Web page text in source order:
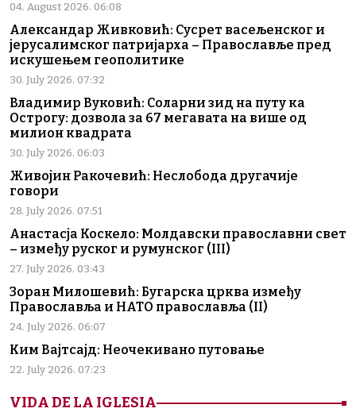
04. August 2026. 06:08
Александар Живковић: Сусрет васељенског и
јерусалимског патријарха – Православље пред
искушењем геополитике
30. July 2026. 07:32
Владимир Вуковић: Соларни зид на путу ка
Острогу: дозвола за 67 мегавата на више од
милион квадрата
30. July 2026. 06:03
Живојин Ракочевић: Неслобода другачије
говори
28. July 2026. 07:51
Анастасја Коскело: Молдавски православни свет
– између руског и румунског (III)
27. July 2026. 03:43
Зоран Милошевић: Бугарска црква између
Православља и НАТО православља (II)
24. July 2026. 06:07
Ким Вајтсајд: Неочекивано путовање
22. July 2026. 07:23
VIDA DE LA IGLESIA